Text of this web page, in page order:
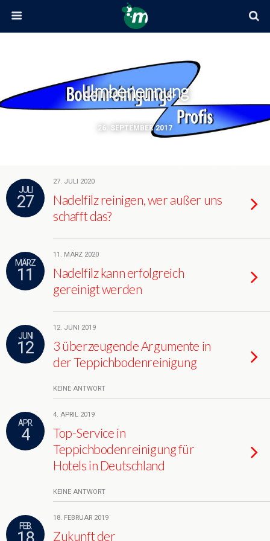
26. SEPTEMBER 2017
Umbenennung
JULI
27
27. JULI 2020
Nadelfilz reinigen, wer außer uns
schafft das?
MÄRZ
11
11. MÄRZ 2020
Nadelfilz kann erfolgreich
gereinigt werden
JUNI
12
12. JUNI 2019
3 überzeugende Argumente in
der Teppichbodenreinigung
KEINE ANTWORT
APR.
4
4. APRIL 2019
Top-Service in
Teppichbodenreinigung für
Hotels in Deutschland
KEINE ANTWORT
FEB.
18. FEBRUAR 2019
Zukunft der